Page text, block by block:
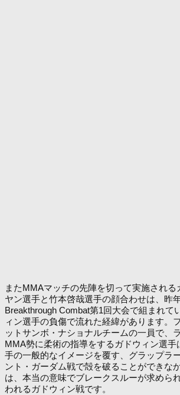
またMMAマッチの先陣を切って実施され
ヤン選手と竹本啓哉選手の顔合わせは、昨
Breakthrough Combat第1回大会で組まれて
ィン選手の負傷で流れた経緯があります。
ットサンボ・ナショナルチームの一員で、
MMA勢に柔術の指導をするガドウィン選手
手の一般的なイメージを覆す、グラップラ
ント・ガーダム戦で殻を破ることができな
は、本当の意味でブレークスルーが求めら
われるガドウィン戦です。